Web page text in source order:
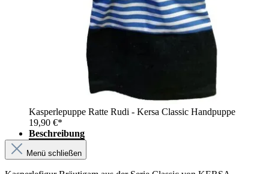
Kasperlepuppe Ratte Rudi - Kersa Classic Handpuppe
19,90 €*
Beschreibung
Menü schließen